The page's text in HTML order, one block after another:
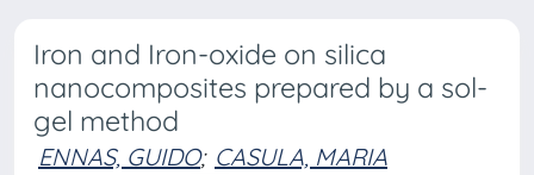
Iron and Iron-oxide on silica
nanocomposites prepared by a sol-
gel method
ENNAS, GUIDO; CASULA, MARIA